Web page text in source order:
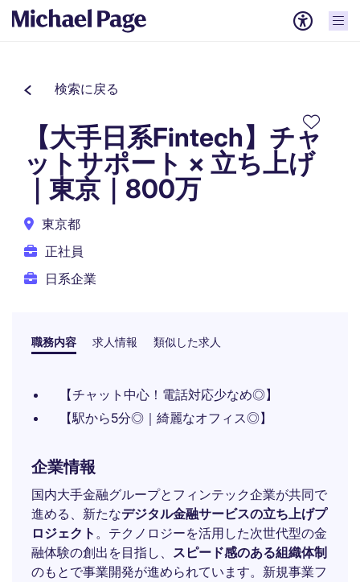
検索に戻る
【大手日系Fintech】チャ
ットサポート × 立ち上げ
｜東京｜800万
東京都
正社員
日系企業
職務内容 求人情報 類似した求人
【チャット中心！電話対応少なめ◎】
【駅から5分◎｜綺麗なオフィス◎】
企業情報
国内大手金融グループとフィンテック企業が共同で
進める、新たなデジタル金融サービスの立ち上げプ
ロジェクト 。テクノロジーを活用した次世代型の金
融体験の創出を目指し、 スピード感のある組織体制
のもとで事業開発が進められています。新規事業フ